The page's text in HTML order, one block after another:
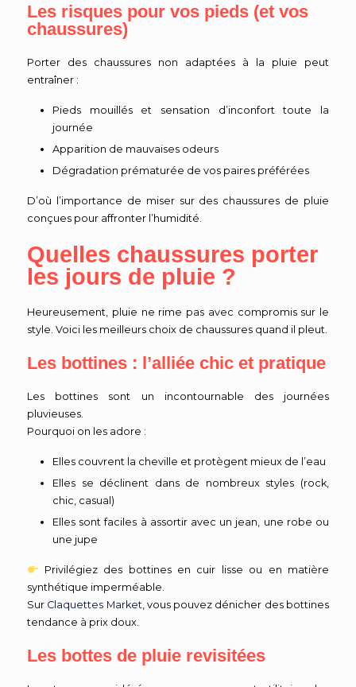
Les risques pour vos pieds (et vos
chaussures)
Porter des chaussures non adaptées à la pluie peut
entraîner :
Pieds mouillés et sensation d’inconfort toute la
journée
Apparition de mauvaises odeurs
Dégradation prématurée de vos paires préférées
D’où l’importance de miser sur des chaussures de pluie
conçues pour affronter l’humidité.
Quelles chaussures porter
les jours de pluie ?
Heureusement, pluie ne rime pas avec compromis sur le
style. Voici les meilleurs choix de chaussures quand il pleut.
Les bottines : l’alliée chic et pratique
Les bottines sont un incontournable des journées
pluvieuses.
Pourquoi on les adore :
Elles couvrent la cheville et protègent mieux de l’eau
Elles se déclinent dans de nombreux styles (rock,
chic, casual)
Elles sont faciles à assortir avec un jean, une robe ou
une jupe
Privilégiez des bottines en cuir lisse ou en matière
synthétique imperméable.
Sur Claquettes Market, vous pouvez dénicher des bottines
tendance à prix doux.
Les bottes de pluie revisitées